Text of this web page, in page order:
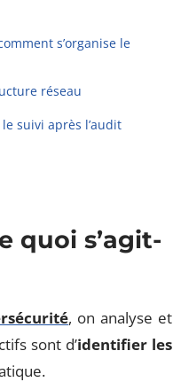
s’organise le
réseau
suivi après l’audit
quoi s’agit-
, on analyse et
sont d’identifier les